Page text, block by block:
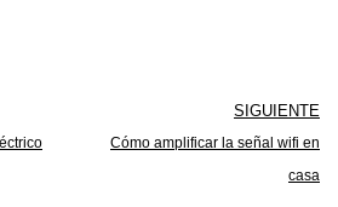
SIGUIENTE
Cómo amplificar la señal wifi en
casa